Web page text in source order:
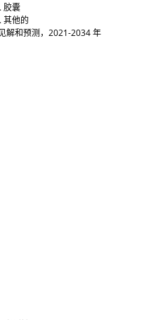
胶囊
其他的
解和预测，2021-2034 年